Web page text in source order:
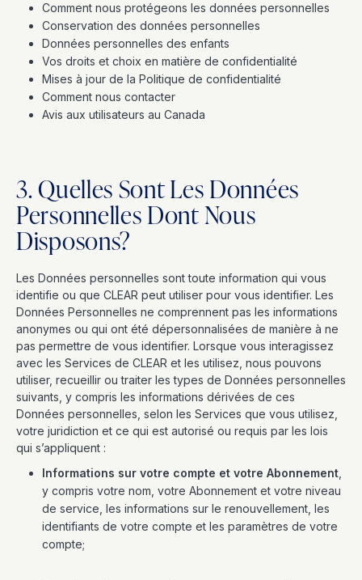
Comment nous protégeons les données personnelles
Conservation des données personnelles
Données personnelles des enfants
Vos droits et choix en matière de confidentialité
Mises à jour de la Politique de confidentialité
Comment nous contacter
Avis aux utilisateurs au Canada
3. Quelles Sont Les Données
Personnelles Dont Nous
Disposons?
Les Données personnelles sont toute information qui vous
identifie ou que CLEAR peut utiliser pour vous identifier. Les
Données Personnelles ne comprennent pas les informations
anonymes ou qui ont été dépersonnalisées de manière à ne
pas permettre de vous identifier. Lorsque vous interagissez
avec les Services de CLEAR et les utilisez, nous pouvons
utiliser, recueillir ou traiter les types de Données personnelles
suivants, y compris les informations dérivées de ces
Données personnelles, selon les Services que vous utilisez,
votre juridiction et ce qui est autorisé ou requis par les lois
qui s’appliquent :
Informations sur votre compte et votre Abonnement
y compris votre nom, votre Abonnement et votre niveau
de service, les informations sur le renouvellement, les
identifiants de votre compte et les paramètres de votre
compte;